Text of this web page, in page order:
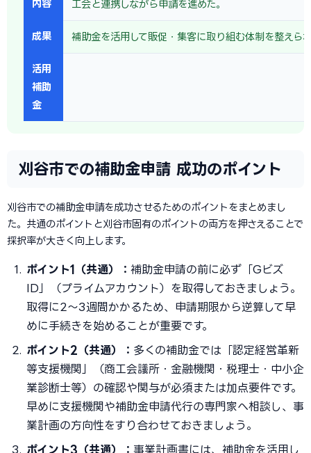
内容 工会と連携しながら申請を進めた。
成果 補助金を活用して販促・集客に取り組む体制を整えら
活用
補助
金
刈谷市での補助金申請 成功のポイント
刈谷市での補助金申請を成功させるためのポイントをまとめまし
た。共通のポイントと刈谷市固有のポイントの両方を押さえることで
採択率が大きく向上します。
ポイント1（共通）： 補助金申請の前に必ず「Gビズ
ID」（プライムアカウント）を取得しておきましょう。
取得に2〜3週間かかるため、申請期限から逆算して早
めに手続きを始めることが重要です。
ポイント2（共通）： 多くの補助金では「認定経営革新
等支援機関」（商工会議所・金融機関・税理士・中小企
業診断士等）の確認や関与が必須または加点要件です。
早めに支援機関や補助金申請代行の専門家へ相談し、事
業計画の方向性をすり合わせておきましょう。
ポイント3（共通）： 事業計画書には、補助金を活用し